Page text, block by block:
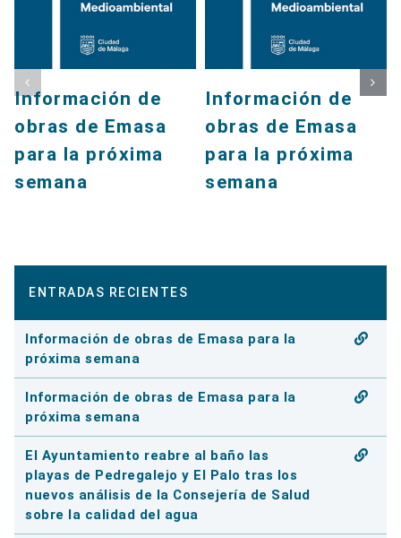
Información de
obras de Emasa
para la próxima
semana
Información de
obras de Emasa
para la próxima
semana
ENTRADAS RECIENTES
Información de obras de Emasa para la
próxima semana
Información de obras de Emasa para la
próxima semana
El Ayuntamiento reabre al baño las
playas de Pedregalejo y El Palo tras los
nuevos análisis de la Consejería de Salud
sobre la calidad del agua